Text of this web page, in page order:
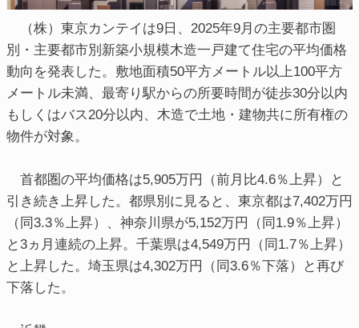
（株）東京カンテイは9日、2025年9月の主要都市圏
別・主要都市別新築小規模木造一戸建て住宅の平均価格
動向を発表した。敷地面積50平方メートル以上100平方
メートル未満、最寄り駅からの所要時間が徒歩30分以内
もしくはバス20分以内、木造で土地・建物共に所有権の
物件が対象。
首都圏の平均価格は5,905万円（前月比4.6％上昇）と
引き続き上昇した。都県別に見ると、東京都は7,402万円
（同3.3％上昇）、神奈川県が5,152万円（同1.9％上昇）
と3ヵ月連続の上昇。千葉県は4,549万円（同1.7％上昇）
と上昇した。埼玉県は4,302万円（同3.6％下落）と再び
下落した。